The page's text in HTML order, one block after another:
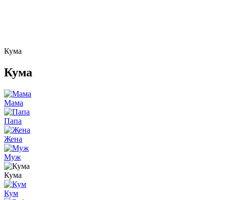
Кума
Кума
Мама
Папа
Жена
Муж
Кума
Кум